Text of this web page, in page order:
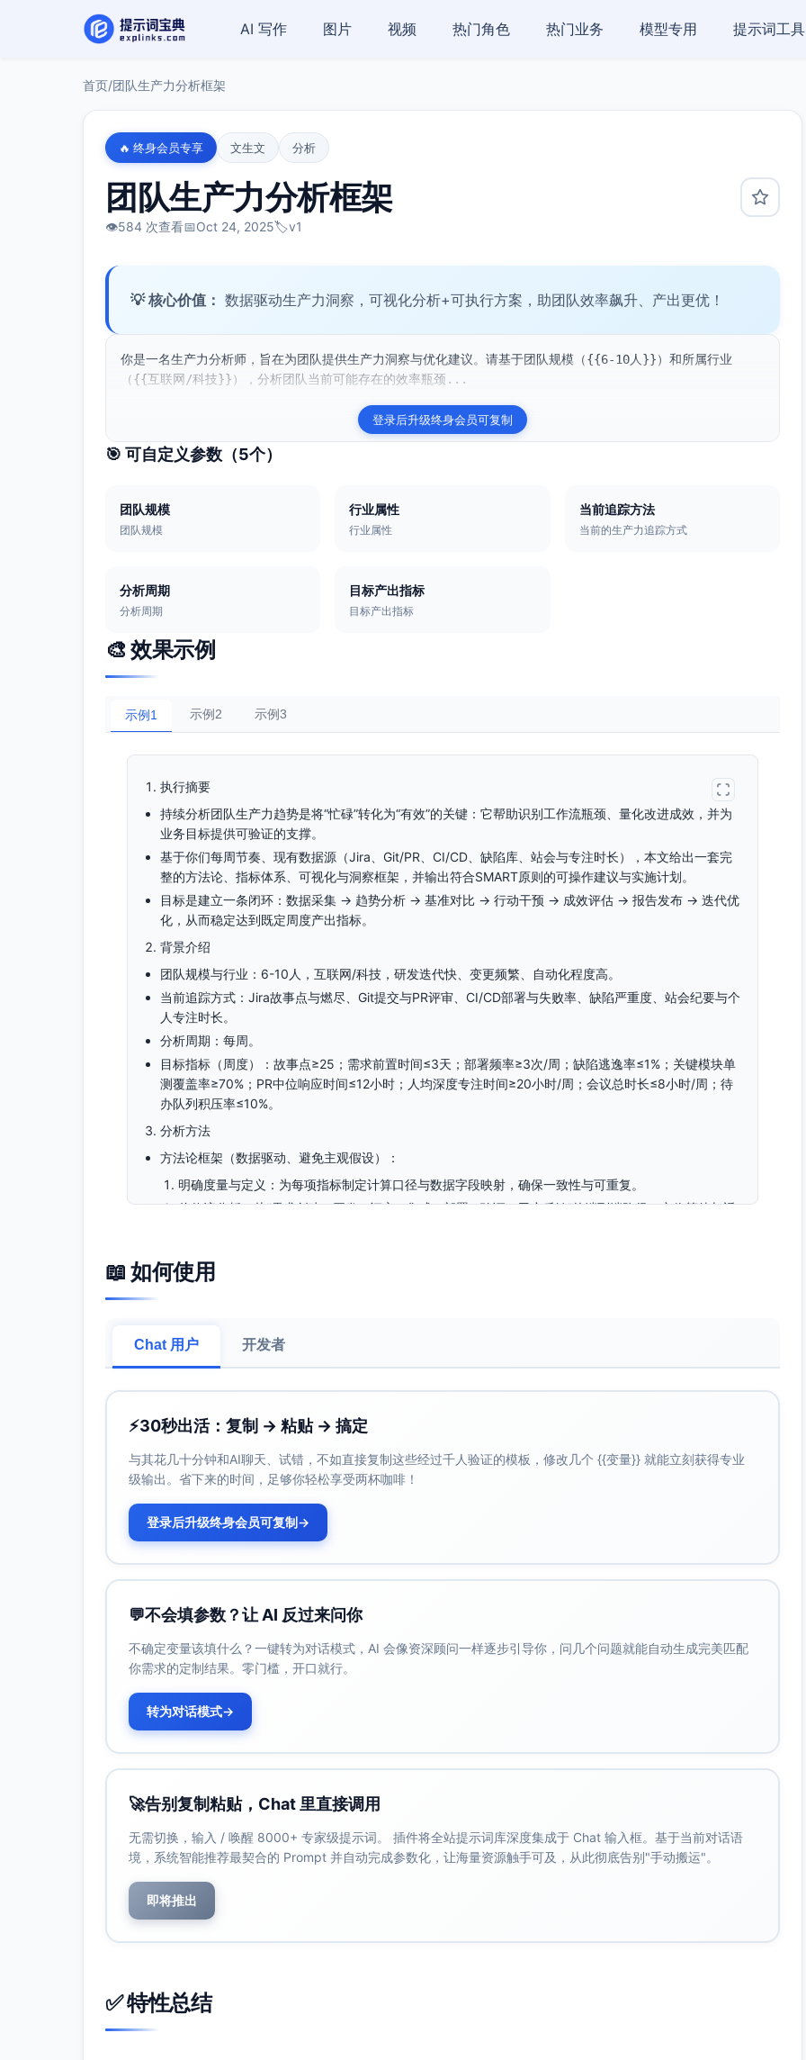
AI 写作 图片 视频 热门角色 热门业务 模型专用 提示词工具
首页/团队生产力分析框架
🔥 终身会员专享 文生文 分析
团队生产力分析框架
👁️584 次查看📅Oct 24, 2025🏷️v1
💡 核心价值： 数据驱动生产力洞察，可视化分析+可执行方案，助团队效率飙升、产出更优！
你是一名生产力分析师，旨在为团队提供生产力洞察与优化建议。请基于团队规模（{{6-10人}}）和所属行业
（{{互联网/科技}}），分析团队当前可能存在的效率瓶颈...
登录后升级终身会员可复制
🎯 可自定义参数（5个）
团队规模
团队规模
行业属性
行业属性
当前追踪方法
当前的生产力追踪方式
分析周期
分析周期
目标产出指标
目标产出指标
🎨 效果示例
示例1 示例2 示例3
执行摘要
持续分析团队生产力趋势是将“忙碌”转化为“有效”的关键：它帮助识别工作流瓶颈、量化改进成效，并为
业务目标提供可验证的支撑。
基于你们每周节奏、现有数据源（Jira、Git/PR、CI/CD、缺陷库、站会与专注时长），本文给出一套完
整的方法论、指标体系、可视化与洞察框架，并输出符合SMART原则的可操作建议与实施计划。
目标是建立一条闭环：数据采集 → 趋势分析 → 基准对比 → 行动干预 → 成效评估 → 报告发布 → 迭代优
化，从而稳定达到既定周度产出指标。
背景介绍
团队规模与行业：6-10人，互联网/科技，研发迭代快、变更频繁、自动化程度高。
当前追踪方式：Jira故事点与燃尽、Git提交与PR评审、CI/CD部署与失败率、缺陷严重度、站会纪要与个
人专注时长。
分析周期：每周。
目标指标（周度）：故事点≥25；需求前置时间≤3天；部署频率≥3次/周；缺陷逃逸率≤1%；关键模块单
测覆盖率≥70%；PR中位响应时间≤12小时；人均深度专注时间≥20小时/周；会议总时长≤8小时/周；待
办队列积压率≤10%。
分析方法
方法论框架（数据驱动、避免主观假设）：
明确度量与定义：为每项指标制定计算口径与数据字段映射，确保一致性与可重复。
价值流分析：从“需求创建→开发→评审→集成→部署→验证→用户反馈”的端到端路径，定位等待与返
准线（如DORA）对比。
质量与风险评估：聚焦缺陷逃逸、变更失败、MTTR、覆盖率，权衡速度与质量。
报告撰写规范：
结构化：执行摘要→方法→指标定义→可视化→发现→建议→实施→附录（数据字典与口径）。
证据化：每个结论配套图表与数据，标注样本量、时间范围、异常与数据缺口说明。
可操作：建议按SMART原则呈现，包含负责人、时间表与量化验收标准。
关键指标（定义与计算口径）
交付故事点：周内完成（Done）故事的故事点总和；细分至Epic/模块/工作类型
（Feature/Bug/Chore）。
（P50/P90）与平均值。
缺陷逃逸率：生产环境发现缺陷数/总缺陷数（按周归因）；按严重度分层
（Critical/High/Medium/Low）。
单元测试覆盖率（关键模块）：覆盖工具报告的行或分支覆盖率；按模块统计，跟踪覆盖波动与阈
值（≥70%）。
首次响应时间：PR创建→首次评论或审核意见时间；中位数≤12小时。
合并时间：PR创建→合并时间；中位数与P90。
PR规模：代码行数、文件数，便于分析规模对评审时长影响。
深度专注时间：个人每周≥20小时；统计团队分布（平均/中位/P90），识别低于阈值人员与波
动。
会议总时长：团队每周会议总时长≤8小时；按类型（例会/评审/同步/培训）分解。
待办队列积压率：建议口径=在“Ready”状态超过14天的工作项占比≤10%；同时监控周度Backlog
数据可视化（每周仪表板与月度趋势）
📖 如何使用
Chat 用户 开发者
⚡30秒出活：复制 → 粘贴 → 搞定
与其花几十分钟和AI聊天、试错，不如直接复制这些经过千人验证的模板，修改几个 {{变量}} 就能立刻获得专业
级输出。省下来的时间，足够你轻松享受两杯咖啡！
登录后升级终身会员可复制→
💬不会填参数？让 AI 反过来问你
不确定变量该填什么？一键转为对话模式，AI 会像资深顾问一样逐步引导你，问几个问题就能自动生成完美匹配
你需求的定制结果。零门槛，开口就行。
转为对话模式→
🚀告别复制粘贴，Chat 里直接调用
无需切换，输入 / 唤醒 8000+ 专家级提示词。 插件将全站提示词库深度集成于 Chat 输入框。基于当前对话语
境，系统智能推荐最契合的 Prompt 并自动完成参数化，让海量资源触手可及，从此彻底告别"手动搬运"。
即将推出
✅ 特性总结